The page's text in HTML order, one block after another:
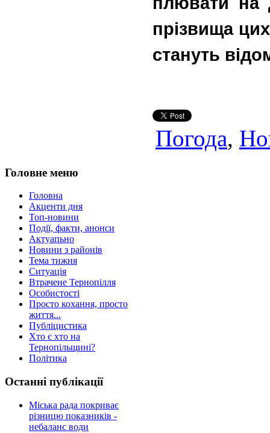
прізвища
стануть
Погода,
Головне меню
Головна
Акценти дня
Топ-новини
Події, факти, анонси
Актуапьно
Новини з районів
Тема тижня
Ситуація
Втрачене Тернопілля
Особистості
Просто кохання, просто
життя...
Публіцистика
Хто є хто на
Тернопільщині?
Політика
Останні публікації
Міська рада покриває
різницю показників -
небаланс води